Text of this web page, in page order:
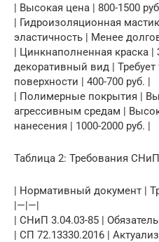
| Высокая цена | 800-1500
| Гидроизоляционная
эластичность | Менее
| Цинкнаполненная краска |
декоративный вид |
поверхности | 400-700 руб. |
| Полимерные покрытия |
агрессивным средам |
нанесения | 1000-2000 руб. |
Таблица 2: Требования
| Нормативный документ |
|—|—|
| СНиП 3.04.03-85 |
| СП 72.13330.2016 |